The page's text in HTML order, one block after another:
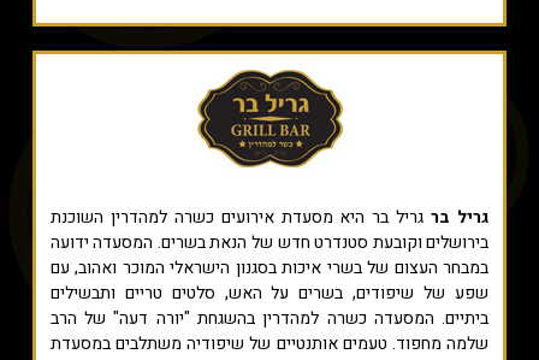
גריל ברגריל בר היא מסעדת אירועים כשרה למהדרין השוכנת
בירושלים וקובעת סטנדרט חדש של הנאת בשרים. המסעדה ידועה
במבחר העצום של בשרי איכות בסגנון הישראלי המוכר ואהוב, עם
שפע של שיפודים, בשרים על האש, סלטים טריים ותבשילים
ביתיים. המסעדה כשרה למהדרין בהשגחת "יורה דעה" של הרב
שלמה מחפוד. טעמים אותנטיים של שיפודיה משתלבים במסעדת